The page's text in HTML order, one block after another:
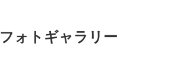
フォトギャラリー